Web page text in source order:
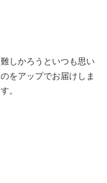
しかろうといつも思い
をアップでお届けしま
す。